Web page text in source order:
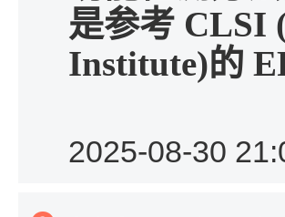
是参考 CLSI
Institute)的
2025-08-30